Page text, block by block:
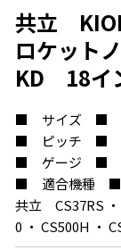
共立
ロケット
KD 18イ
■ サイズ ■
■ ピッチ ■
■ ゲージ ■
■ 適合機種 ■
共立 CS37RS ・
0 ・ CS500H ・